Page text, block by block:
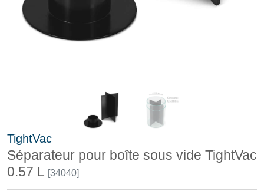
TightVac
Séparateur pour boîte sous vide TightVac
0.57 L [34040]